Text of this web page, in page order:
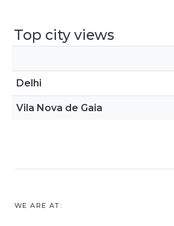
Top city views
Delhi
Vila Nova de Gaia
WE ARE AT: